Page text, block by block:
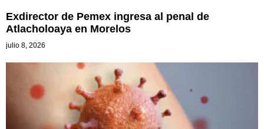
Exdirector de Pemex ingresa al penal de
Atlacholoaya en Morelos
julio 8, 2026